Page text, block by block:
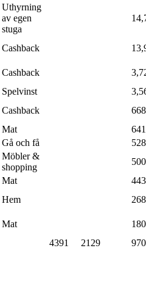
Uthyrning
av egen
stuga
Cashback
Cashback
Spelvinst
Cashback
668
Mat
641
Gå och få
528
Möbler &
shopping
500
Mat
443
Hem 268
Mat
180
4391
2129